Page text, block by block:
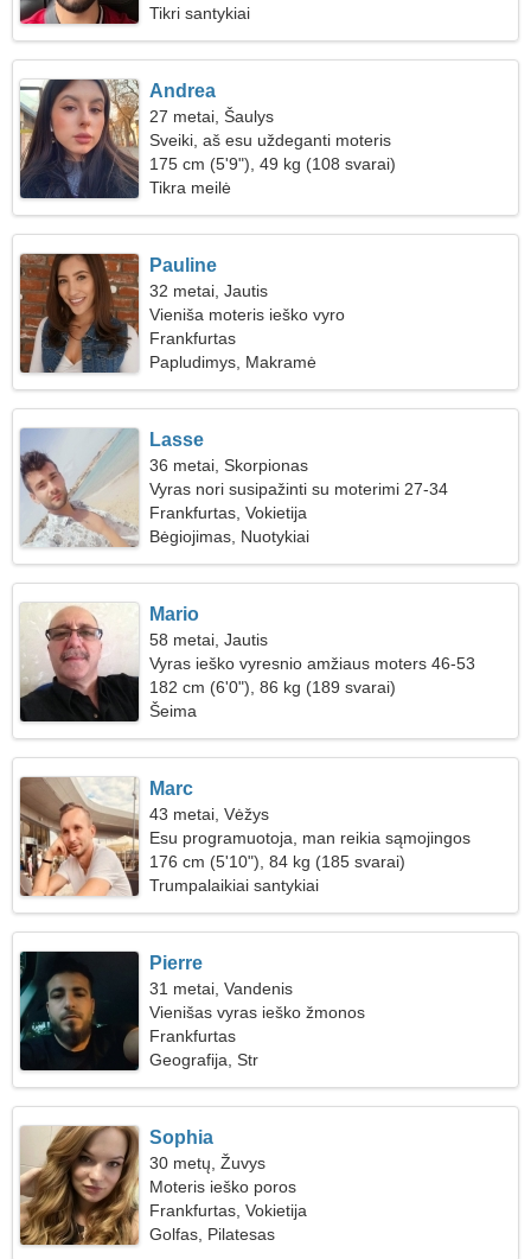
Tikri santykiai
Andrea
27 metai, Šaulys
Sveiki, aš esu uždeganti moteris
175 cm (5'9"), 49 kg (108 svarai)
Tikra meilė
Pauline
32 metai, Jautis
Vieniša moteris ieško vyro
Frankfurtas
Papludimys, Makramė
Lasse
36 metai, Skorpionas
Vyras nori susipažinti su moterimi 27-34
Frankfurtas, Vokietija
Bėgiojimas, Nuotykiai
Mario
58 metai, Jautis
Vyras ieško vyresnio amžiaus moters 46-53
182 cm (6'0"), 86 kg (189 svarai)
Šeima
Marc
43 metai, Vėžys
Esu programuotoja, man reikia sąmojingos
moters
176 cm (5'10"), 84 kg (185 svarai)
Trumpalaikiai santykiai
Pierre
31 metai, Vandenis
Vienišas vyras ieško žmonos
Frankfurtas
Geografija, Str
Sophia
30 metų, Žuvys
Moteris ieško poros
Frankfurtas, Vokietija
Golfas, Pilatesas